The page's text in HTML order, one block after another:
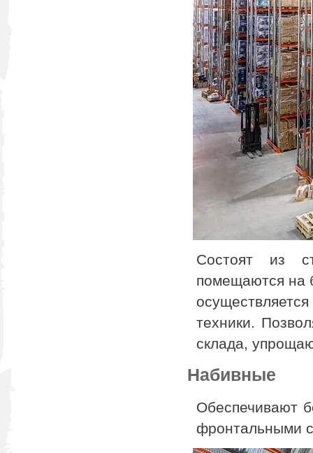
Состоят из
помещаются на
техники.
склада,
Набивные
Обеспечивают
фронтальными